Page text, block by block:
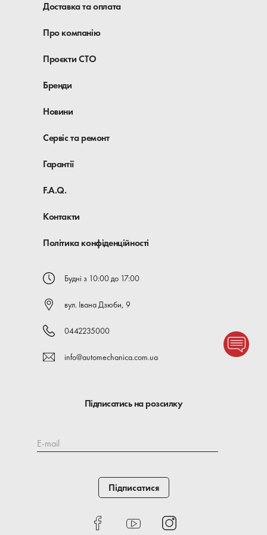
Доставка та оплата
Про компанію
Проєкти СТО
Бренди
Новини
Сервіс та ремонт
Гарантії
F.A.Q.
Контакти
Політика конфіденційності
Будні з 10:00 до 17:00
вул. Івана Дзюби, 9
0442235000
info@automechanica.com.ua
Підписатись на розсилку
E-mail
Підписатися